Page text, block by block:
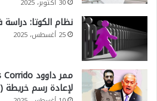
30 أكتوبر، 2025
نظام الكوتا:
25 أغسطس، 2025
لإعادة رسم خريطة